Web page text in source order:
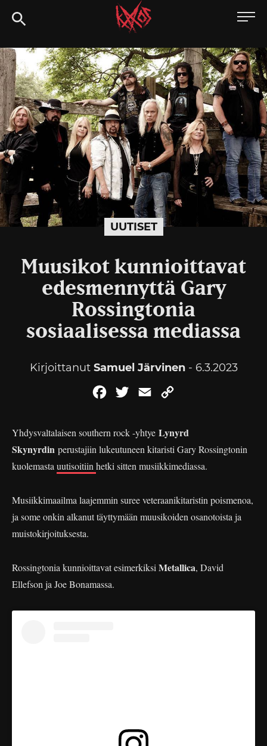
Siirry
suoraan
Kaaoszine
UUTISET
Muusikot kunnioittavat
edesmennyttä Gary
Rossingtonia
sosiaalisessa mediassa
Kirjoittanut Samuel Järvinen- 6.3.2023
FacebookTwitterEmail
Yhdysvaltalaisen southern rock -yhtye Lynyrd
Skynyrdin perustajiin lukeutuneen kitaristi Gary Rossingtonin
kuolemasta uutisoitiin hetki sitten musiikkimediassa.
Musiikkimaailma laajemmin suree veteraanikitaristin poismenoa,
ja some onkin alkanut täyttymään muusikoiden osanotoista ja
muistokirjoituksesta.
Rossingtonia kunnioittavat esimerkiksi Metallica, David
Ellefson ja Joe Bonamassa.